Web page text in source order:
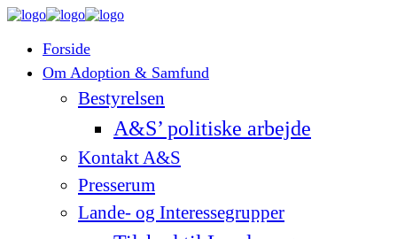
Forside
Om Adoption & Samfund
Bestyrelsen
A&S’ politiske arbejde
Kontakt A&S
Presserum
Lande- og Interessegrupper